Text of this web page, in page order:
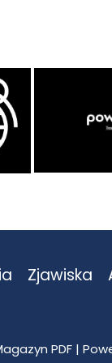
Zjawiska
PDF |